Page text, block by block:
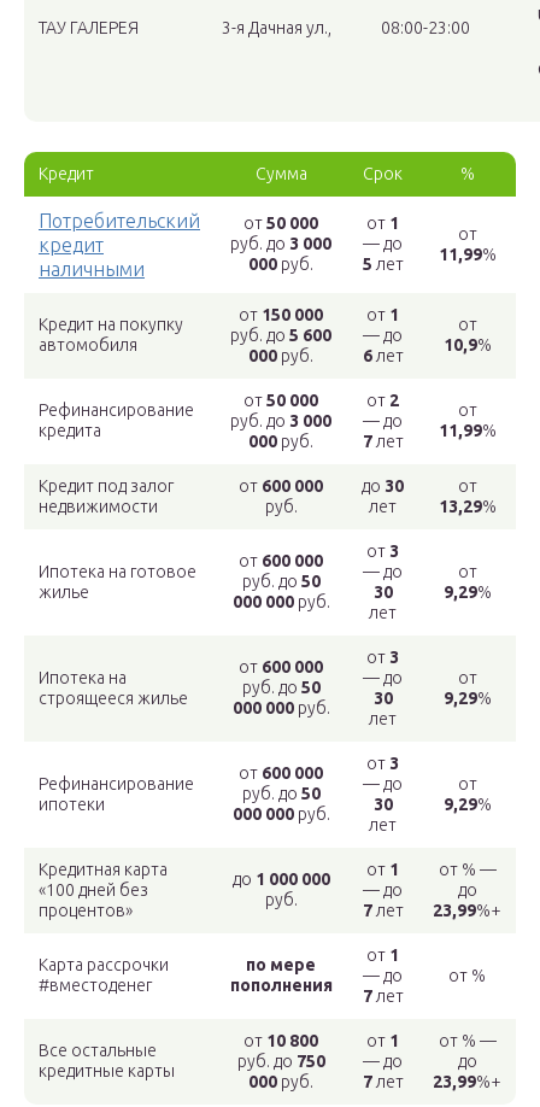
ТАУ ГАЛЕРЕЯ 3⁠-⁠я Дачная ул., 08:00-23:00
Кредит Сумма Срок %
Потребительский
кредит
наличными
от50 000
руб. до 3 000
000 руб.
от 1
— до
5 лет
от
11,99%
Кредит на покупку
автомобиля
от 150 000
руб. до 5 600
000 руб.
от 1
— до
6лет
от
10,9%
Рефинансирование
кредита
от50 000
руб. до 3 000
000 руб.
от 2
— до
7лет
от
11,99%
Кредит под залог
недвижимости
от 600 000
руб.
до 30
лет
от
13,29%
Ипотека на готовое
жилье
от 600 000
руб. до 50
000 000руб.
от 3
— до
30
лет
от
9,29%
Ипотека на
строящееся жилье
от 600 000
руб. до 50
000 000руб.
от 3
— до
30
лет
от
9,29%
Рефинансирование
ипотеки
от 600 000
руб. до 50
000 000руб.
от 3
— до
30
лет
от
9,29%
Кредитная карта
«100 дней без
процентов»
до 1 000 000
руб.
от 1
— до
7лет
от % —
до
23,99%+
Карта рассрочки
#вместоденег
по мере
пополнения
от 1
— до
7лет
от %
Все остальные
кредитные карты
от 10 800
руб. до 750
000 руб.
от 1
— до
7лет
от % —
до
23,99%+